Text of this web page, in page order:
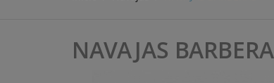
NAVAJAS